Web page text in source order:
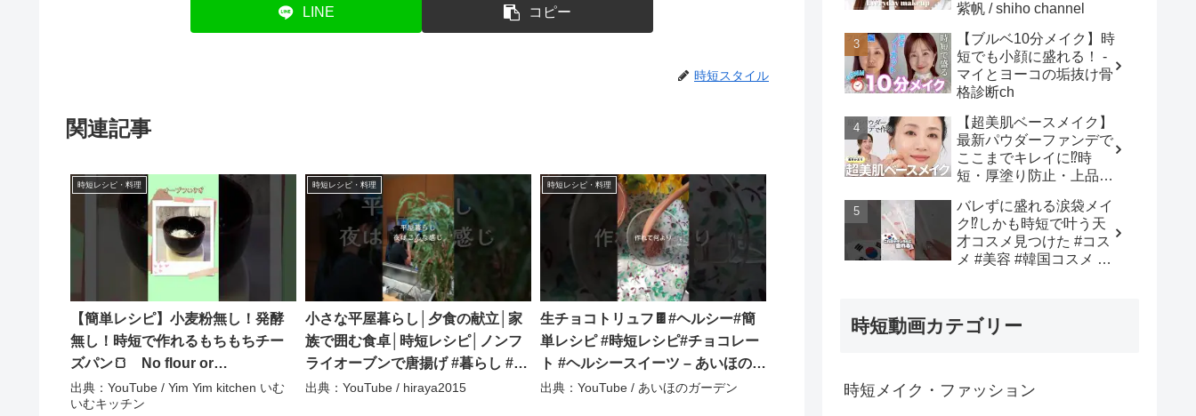
LINE コピー
時短スタイル
関連記事
時短レシピ・料理
【簡単レシピ】小麦粉無し！発酵
無し！時短で作れるもちもちチー
ズパン🍞 No flour or
fermentation! Chewy cheese
bread #shorts – Yim Yim kitchen
出典：YouTube / Yim Yim kitchen いむ
いむキッチン
時短レシピ・料理
小さな平屋暮らし│夕食の献立│家
族で囲む食卓│時短レシピ│ノンフ
ライオーブンで唐揚げ #暮らし #料
理 #主婦 #晩ごはん #shorts –
出典：YouTube / hiraya2015
時短レシピ・料理
生チョコトリュフ🍫#ヘルシー#簡
単レシピ #時短レシピ#チョコレー
ト #ヘルシースイーツ – あいほのガ
ーデン
出典：YouTube / あいほのガーデン
紫帆 / shiho channel
【ブルベ10分メイク】時
短でも小顔に盛れる！ -
マイとヨーコの垢抜け骨
格診断ch
【超美肌ベースメイク】
最新パウダーファンデで
ここまでキレイに⁉️時
短・厚塗り防止・上品仕
かおり直伝！おすすめア
イテム✕プロの“失敗しな
い塗り方”を徹底解説💡 -
長井かおり | おしゃべり
バレずに盛れる涙袋メイ
ク⁉︎しかも時短で叶う天
才コスメ見つけた #コス
メ #美容 #韓国コスメ #
時短動画カテゴリー
時短メイク・ファッション